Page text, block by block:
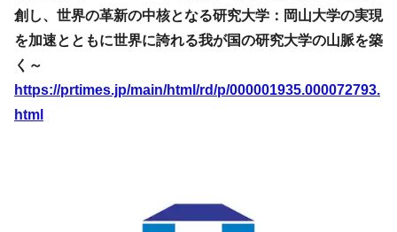
創し、世界の革新の中核となる研究大学：岡山大学の実現
を加速とともに世界に誇れる我が国の研究大学の山脈を築
く～
https://prtimes.jp/main/html/rd/p/000001935.000072793.
html